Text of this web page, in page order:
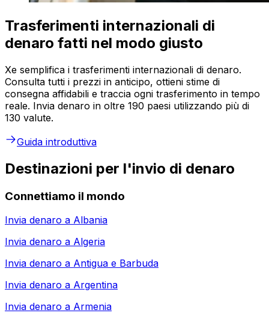
Trasferimenti internazionali di
denaro fatti nel modo giusto
Xe semplifica i trasferimenti internazionali di denaro.
Consulta tutti i prezzi in anticipo, ottieni stime di
consegna affidabili e traccia ogni trasferimento in tempo
reale. Invia denaro in oltre 190 paesi utilizzando più di
130 valute.
Guida introduttiva
Destinazioni per l'invio di denaro
Connettiamo il mondo
Invia denaro a Albania
Invia denaro a Algeria
Invia denaro a Antigua e Barbuda
Invia denaro a Argentina
Invia denaro a Armenia